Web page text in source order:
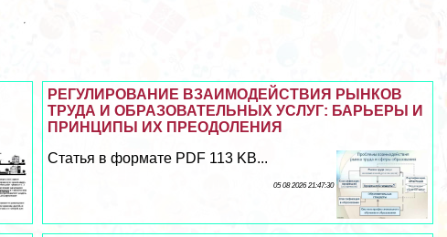
РЕГУЛИРОВАНИЕ ВЗАИМОДЕЙСТВИЯ РЫНКОВ
ТРУДА И ОБРАЗОВАТЕЛЬНЫХ УСЛУГ: БАРЬЕРЫ И
ПРИНЦИПЫ ИХ ПРЕОДОЛЕНИЯ
Статья в формате PDF 113 KB...
05 08 2026 21:47:30